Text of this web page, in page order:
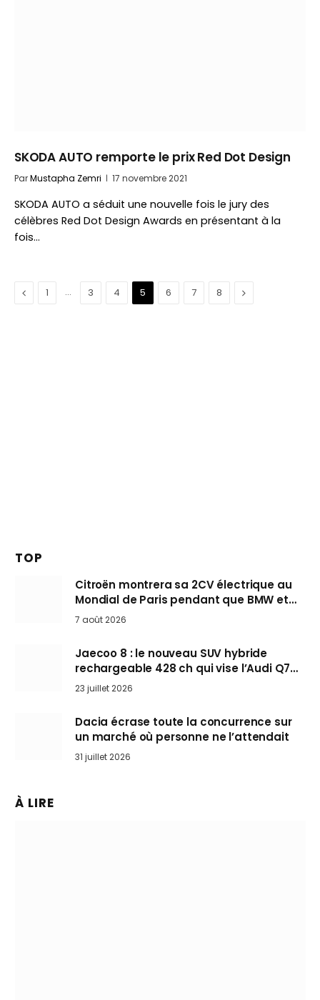
SKODA AUTO remporte le prix Red Dot Design
ParMustapha Zemri 17 novembre 2021
SKODA AUTO a séduit une nouvelle fois le jury des
célèbres Red Dot Design Awards en présentant à la
fois…
Précédent
1 … 3 4 5 6 7 8 Suivant
TOP
Citroën montrera sa 2CV électrique au
Mondial de Paris pendant que BMW et
Mini désertent le salon
7 août 2026
Jaecoo 8 : le nouveau SUV hybride
rechargeable 428 ch qui vise l’Audi Q7
arrive en Europe cet automne
23 juillet 2026
Dacia écrase toute la concurrence sur
un marché où personne ne l’attendait
31 juillet 2026
À LIRE